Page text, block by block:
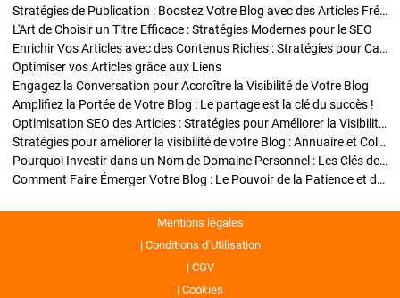
Stratégies de Publication : Boostez Votre Blog avec des Articles Fréquents et Exclusifs
L'Art de Choisir un Titre Efficace : Stratégies Modernes pour le SEO
Enrichir Vos Articles avec des Contenus Riches : Stratégies pour Captiver et Optimiser
Optimiser vos Articles grâce aux Liens
Engagez la Conversation pour Accroître la Visibilité de Votre Blog
Amplifiez la Portée de Votre Blog : Le partage est la clé du succès !
Optimisation SEO des Articles : Stratégies pour Améliorer la Visibilité de Votre Blog
Stratégies pour améliorer la visibilité de votre Blog : Annuaire et Collaborations
Pourquoi Investir dans un Nom de Domaine Personnel : Les Clés de la Réussite de Votre Blog
Comment Faire Émerger Votre Blog : Le Pouvoir de la Patience et de la Persévérance
Mentions légales
Conditions d’Utilisation
CGV
Cookies